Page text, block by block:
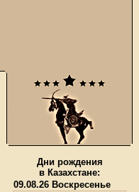
Дни рождения
в Казахстане:
09.08.26 Воскресенье